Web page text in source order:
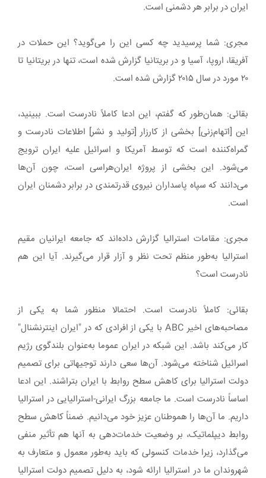
ایران در برابر هر دشمنی است.
مجری: شما پرسیدید چه کسی این را می‌گوید؟ این حملات در
آفریقا، اروپا، آسیا و در بریتانیا گزارش شده است، تنها در بریتانیا تا
۲۰ مورد در سال ۲۰۱۵ گزارش شده است.
بقائی: همان‌طور که گفتم، این ادعا کاملاً نادرست است. ببینید،
این [اتهام‌زنی] بخشی از کارزار [تولید و نشر] اطلاعات نادرست و
گمراه‌کننده است که توسط آمریکا و اسرائیل علیه ایران ترویج
می‌شود. این بخشی از پروژه ایران‌هراسی است، چون آن‌ها
می‌دانند که سپاه پاسداران نیروی قدرتمندی در برابر دشمنان ایران
است.
مجری: مقامات استرالیا گزارش داده‌اند که جامعه ایرانیان مقیم
استرالیا به‌طور منظم تحت نظر و آزار قرار می‌گیرند. آیا این هم
نادرست است؟
بقائی: کاملاً نادرست است. احتمالا منظور شما به یکی از
مصاحبه‌های اخیر ABC با یکی از افرادی که در "ایران اینترنشنال"
کار می‌کند باشد. این شبکه در ایران عموما به‌عنوان بلندگوی رژیم
اسرائیل شناخته می‌شود. آن‌ها سعی دارند توجیهاتی برای تصمیم
دولت استرالیا برای کاهش سطح روابط با ایران بتراشند. این ادعا
اساساً نادرست است. ما جامعه بزرگ ایرانی-استرالیایی در استرالیا
داریم. ما آن‌ها را هموطنان عزیز خود می‌دانیم. ضمناً کاهش سطح
روابط دیپلماتیک، بر وضعیت خدمات‌دهی به آنها هم تأثیر منفی
می‌گذارد، زیرا خدمات کنسولی که باید به‌طور معمول و متعارف به
شهروندان ما در استرالیا ارائه شود، به دلیل تصمیم دولت استرالیا